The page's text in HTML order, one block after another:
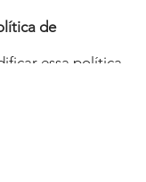
de
essa política